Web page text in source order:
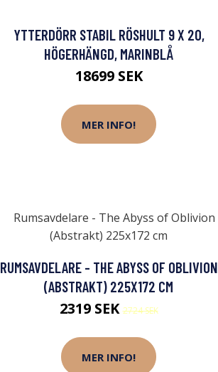
YTTERDÖRR STABIL RÖSHULT 9 X 20,
HÖGERHÄNGD, MARINBLÅ
18699 SEK
MER INFO!
RUMSAVDELARE - THE ABYSS OF OBLIVION
(ABSTRAKT) 225X172 CM
2319 SEK2724 SEK
MER INFO!